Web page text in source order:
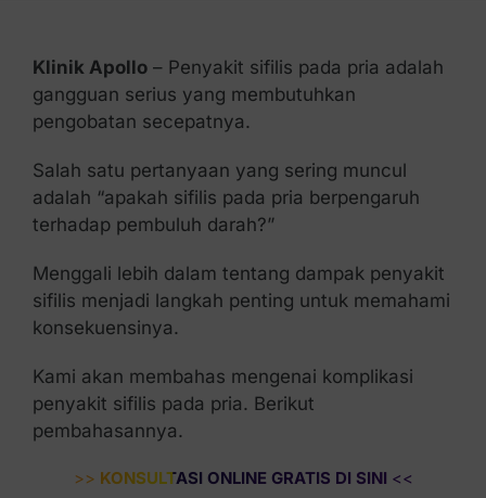
Klinik Apollo– Penyakit sifilis pada pria adalah
gangguan serius yang membutuhkan
pengobatan secepatnya.
Salah satu pertanyaan yang sering muncul
adalah “apakah sifilis pada pria berpengaruh
terhadap pembuluh darah?”
Menggali lebih dalam tentang dampak penyakit
sifilis menjadi langkah penting untuk memahami
konsekuensinya.
Kami akan membahas mengenai komplikasi
penyakit sifilis pada pria. Berikut
pembahasannya.
>> KONSULTASI ONLINE GRATIS DI SINI <<